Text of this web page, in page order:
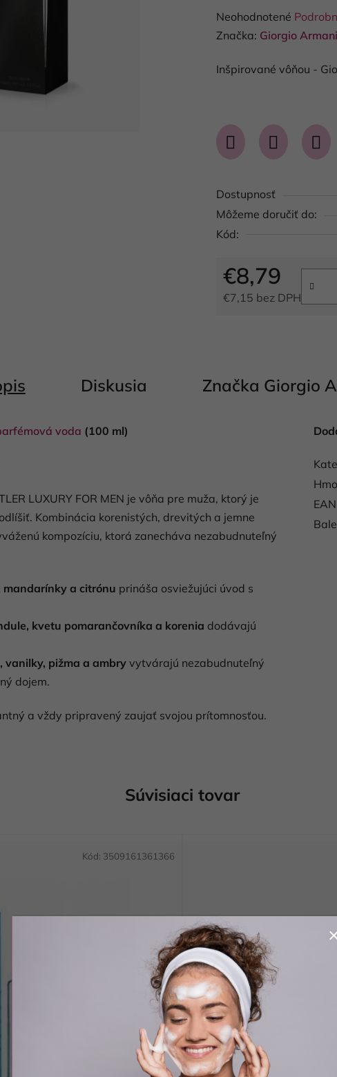
Priemerné
hodnotenie
je
5
hviezdičiek.
Neohodnotené
Značka: Giorgio Armani
Inšpirované vôňou -
Dostupnosť
Môžeme doručiť do:
Kód:
€8,79
€7,15 bez DPH
Diskusia Značka Giorgio
voda (100 ml)
LUXURY FOR MEN je vôňa pre muža, ktorý je
Kombinácia korenistých, drevitých a jemne
kompozíciu, ktorá zanecháva nezabudnuteľný
mandarínky a citrónu prináša osviežujúci úvod s
kvetu pomarančovníka a korenia dodávajú
vanilky, pižma a ambryvytvárajú nezabudnuteľný
dojem.
a vždy pripravený zaujať svojou prítomnosťou.
EAN
Súvisiaci tovar
Kód: 3509161361366